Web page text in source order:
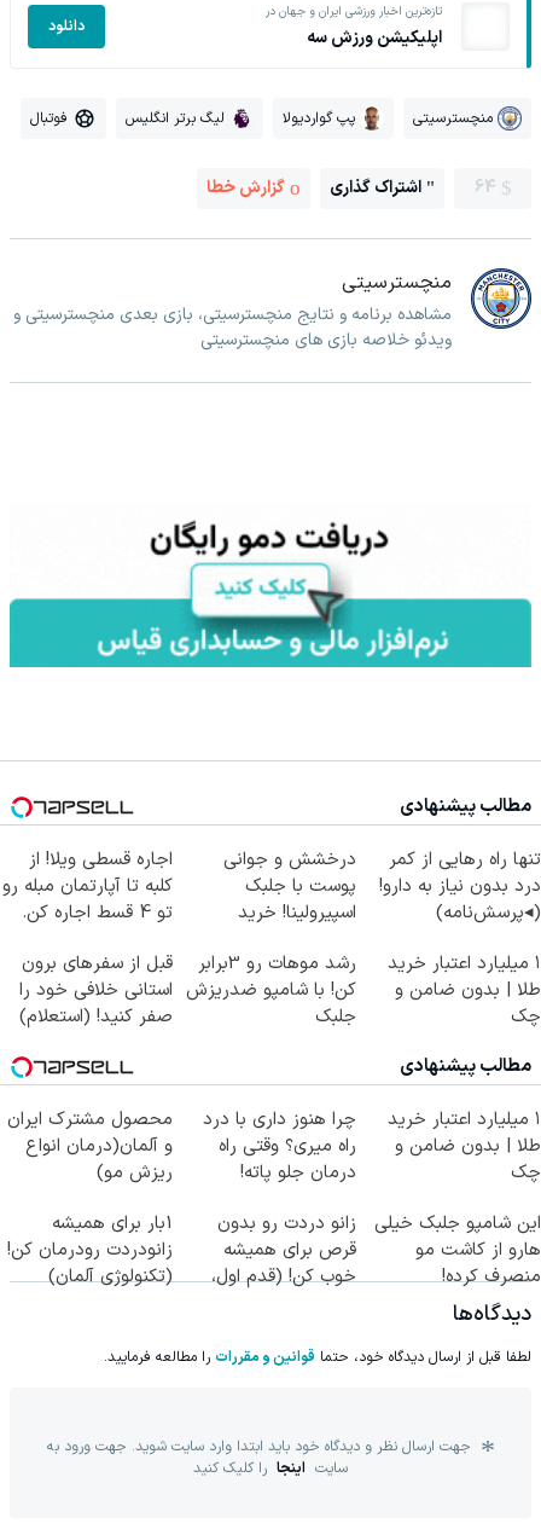
تازه‌ترین اخبار ورزشی ایران و جهان در
اپلیکیشن ورزش سه دانلود
منچسترسیتی پپ گواردیولا لیگ برتر انگلیس فوتبال
64 اشتراک گذاری گزارش خطا
منچسترسیتی
مشاهده برنامه و نتایج منچسترسیتی، بازی بعدی منچسترسیتی و
ویدئو خلاصه بازی های منچسترسیتی
مطالب پیشنهادی
تنها راه رهایی از کمر
درد بدون نیاز به دارو!
(◂پرسش‌نامه)
درخشش و جوانی
پوست با جلبک
اسپیرولینا! خرید
ویژه
اجاره‌ قسطی ویلا! از
کلبه تا آپارتمان مبله رو
تو 4 قسط اجاره کن.
۱ میلیارد اعتبار خرید
طلا | بدون ضامن و
چک
رشد موهات رو 3برابر
کن! با شامپو ضدریزش
جلبک
قبل از سفرهای برون
استانی خلافی خود را
صفر کنید! (استعلام)
مطالب پیشنهادی
۱ میلیارد اعتبار خرید
طلا | بدون ضامن و
چک
چرا هنوز داری با درد
راه میری؟ وقتی راه
درمان جلو پاته!
محصول مشترک ایران
و آلمان(درمان انواع
ریزش مو)
این شامپو جلبک خیلی
هارو از کاشت مو
منصرف کرده!
زانو دردت رو بدون
قرص برای همیشه
خوب کن! (قدم اول،
1بار برای همیشه
زانودردت رودرمان کن!
(تکنولوژی آلمان)
دیدگاه‌ها
لطفا قبل از ارسال دیدگاه خود، حتما قوانین و مقررات را مطالعه فرمایید.
جهت ارسال نظر و دیدگاه خود باید ابتدا وارد سایت شوید. جهت ورود به
سایت اینجا را کلیک کنید